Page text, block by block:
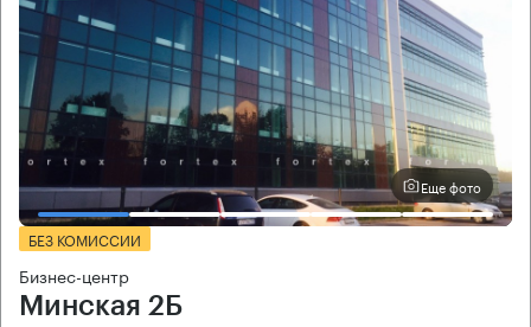
Еще фото
БЕЗ КОМИССИИ
Бизнес-центр
Минская 2Б